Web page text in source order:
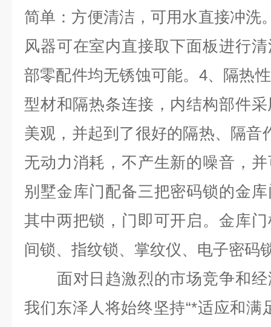
简单：方便清洁，可用水直接冲洗
风器可在室内直接取下面板进行
部零配件均无锈蚀可能。4、隔热
型材和隔热条连接，内结构部件
美观，并起到了很好的隔热、隔音
无动力消耗，不产生新的噪音，
别墅金库门配备三把密码锁的金
其中两把锁，门即可开启。金库
间锁、指纹锁、掌纹仪、电子密码
面对日趋激烈的市场竞争和经
我们东泽人将始终坚持“*适应和满